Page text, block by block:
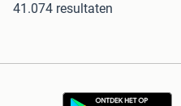
41.074 resultaten